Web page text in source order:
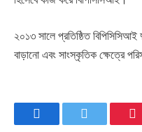
২০১৩ সালে প্রতিষ্ঠিত
বাড়ানো এবং সাংস্কৃতিক ক্ষেত্রে
FacebookTwitter